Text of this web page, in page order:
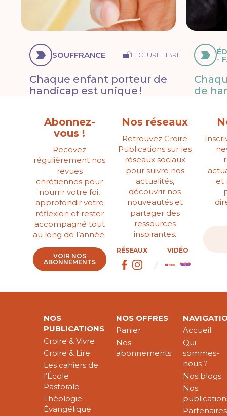
SOUFFRANCE LECTURE LIBRE
Chaque enfant porteur de
handicap est unique !
-
de
Abonnez-
vous !
Recevez
régulièrement nos
revues
chrétiennes pour
nourrir votre foi,
approfondir votre
réflexion et rester
accompagné tout
au long de l’année.
VOIR NOS
ABONNEMENTS
Nos réseaux
Retrouvez Croire
Publications sur les
réseaux sociaux
pour suivre nos
actualités,
découvrir nos
nouveautés et
partager des
ressources
inspirantes.
RÉSEAUX VIDÉO
et
NOS
PUBLICATIONS
Croire & Vivre
Croire & Lire
Les cahiers de
l’École
Pastorale
Théologie
Évangélique
NOS OFFRES
Panier
Nos
abonnements
Accueil
Qui
sommes-
nous ?
Nos blogs
Nos
Partenaires